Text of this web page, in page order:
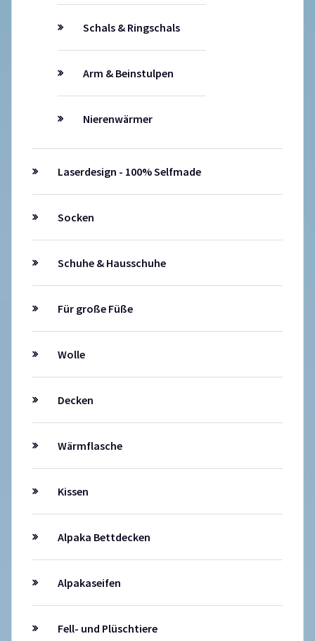
Schals & Ringschals
Arm & Beinstulpen
Nierenwärmer
Laserdesign - 100% Selfmade
Socken
Schuhe & Hausschuhe
Für große Füße
Wolle
Decken
Wärmflasche
Kissen
Alpaka Bettdecken
Alpakaseifen
Fell- und Plüschtiere